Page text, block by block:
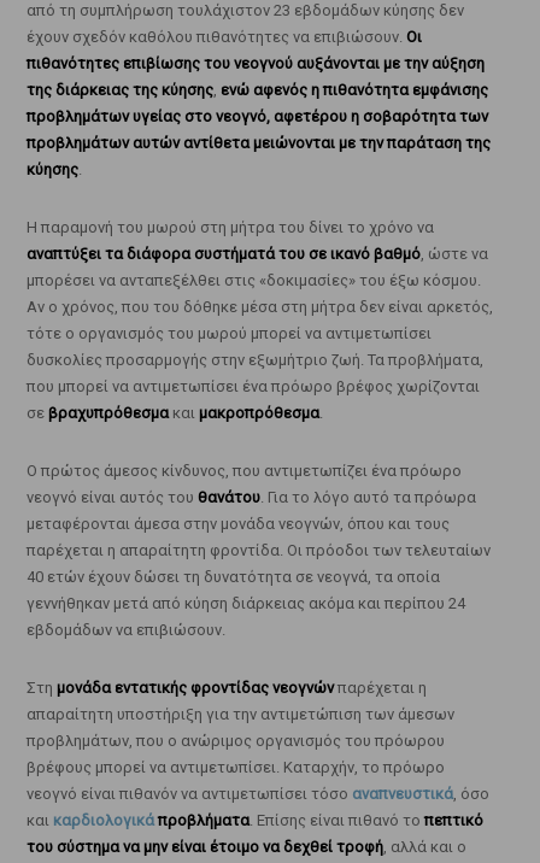
από τη συμπλήρωση τουλάχιστον 23 εβδομάδων κύησης δεν
έχουν σχεδόν καθόλου πιθανότητες να επιβιώσουν. Οι
πιθανότητες επιβίωσης του νεογνού αυξάνονται με την αύξηση
της διάρκειας της κύησης, ενώ αφενός η πιθανότητα εμφάνισης
προβλημάτων υγείας στο νεογνό, αφετέρου η σοβαρότητα των
προβλημάτων αυτών αντίθετα μειώνονται με την παράταση της
κύησης.
Η παραμονή του μωρού στη μήτρα του δίνει το χρόνο να
αναπτύξει τα διάφορα συστήματά του σε ικανό βαθμό, ώστε να
μπορέσει να ανταπεξέλθει στις «δοκιμασίες» του έξω κόσμου.
Αν ο χρόνος, που του δόθηκε μέσα στη μήτρα δεν είναι αρκετός,
τότε ο οργανισμός του μωρού μπορεί να αντιμετωπίσει
δυσκολίες προσαρμογής στην εξωμήτριο ζωή. Τα προβλήματα,
που μπορεί να αντιμετωπίσει ένα πρόωρο βρέφος χωρίζονται
σε βραχυπρόθεσμακαι μακροπρόθεσμα.
Ο πρώτος άμεσος κίνδυνος, που αντιμετωπίζει ένα πρόωρο
νεογνό είναι αυτός του θανάτου. Για το λόγο αυτό τα πρόωρα
μεταφέρονται άμεσα στην μονάδα νεογνών, όπου και τους
παρέχεται η απαραίτητη φροντίδα. Οι πρόοδοι των τελευταίων
40 ετών έχουν δώσει τη δυνατότητα σε νεογνά, τα οποία
γεννήθηκαν μετά από κύηση διάρκειας ακόμα και περίπου 24
εβδομάδων να επιβιώσουν.
Στη μονάδα εντατικής φροντίδας νεογνώνπαρέχεται η
απαραίτητη υποστήριξη για την αντιμετώπιση των άμεσων
προβλημάτων, που ο ανώριμος οργανισμός του πρόωρου
βρέφους μπορεί να αντιμετωπίσει. Καταρχήν, το πρόωρο
νεογνό είναι πιθανόν να αντιμετωπίσει τόσο αναπνευστικά, όσο
και καρδιολογικάπροβλήματα. Επίσης είναι πιθανό τοπεπτικό
του σύστημα να μην είναι έτοιμο να δεχθεί τροφή, αλλά και ο